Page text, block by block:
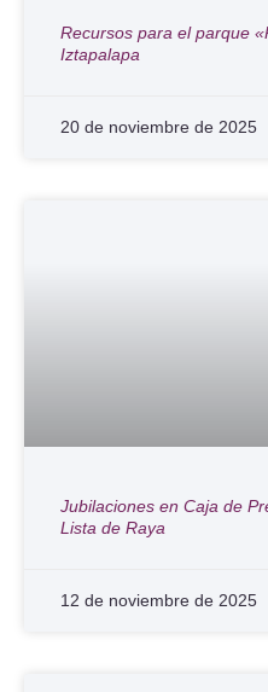
Recursos para el parque
Iztapalapa
20 de noviembre de 2025
Jubilaciones en Caja de
Lista de Raya
12 de noviembre de 2025